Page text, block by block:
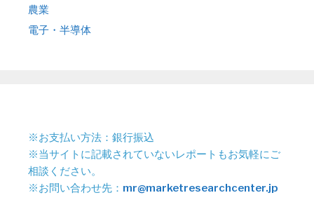
農業
電子・半導体
※お支払い方法：銀行振込
※当サイトに記載されていないレポートもお気軽にご
相談ください。
※お問い合わせ先： mr@marketresearchcenter.jp